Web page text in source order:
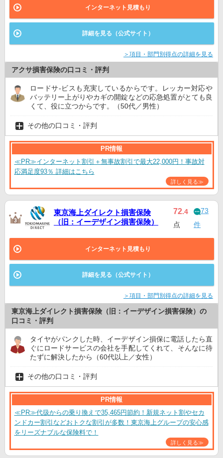
インターネット見積もり
詳細を見る（公式サイト）
＞項目・部門別得点の詳細を見る
アクサ損害保険の口コミ・評判
ロードサ-ビスも充実しているからです。レッカー対応や
バッテリー上がりやカギの開錠などの応急処置がとても良
くて、役に立つからです。（50代／男性）
その他の口コミ・評判
PR情報
≪PR≫インターネット割引＋無事故割引で最大22,000円！事故対
応満足度93％ 詳細はこちら
詳しく見る≫
東京海上ダイレクト損害保険
（旧：イーデザイン損害保険）
72.4
点
73
件
インターネット見積もり
詳細を見る（公式サイト）
＞項目・部門別得点の詳細を見る
東京海上ダイレクト損害保険（旧：イーデザイン損害保険）の
口コミ・評判
タイヤがパンクした時、イーデザイン損保に電話したら直
ぐにロードサービスの会社を手配してくれて、そんなに待
たずに解決したから（60代以上／女性）
その他の口コミ・評判
PR情報
≪PR≫代扱からの乗り換えで35,465円節約！新規ネット割やセカ
ンドカー割引などおトクな割引が多数！東京海上グループの安心感
をリーズナブルな保険料で！
詳しく見る≫